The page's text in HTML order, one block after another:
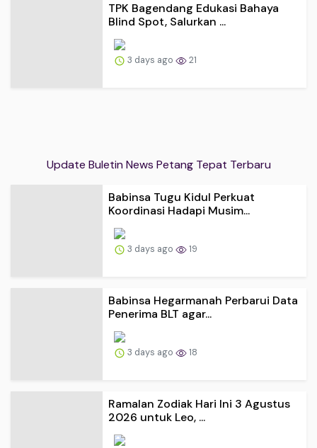
TPK Bagendang Edukasi Bahaya
Blind Spot, Salurkan ...
3 days ago 21
Update Buletin News Petang Tepat Terbaru
Babinsa Tugu Kidul Perkuat
Koordinasi Hadapi Musim...
3 days ago 19
Babinsa Hegarmanah Perbarui Data
Penerima BLT agar...
3 days ago 18
Ramalan Zodiak Hari Ini 3 Agustus
2026 untuk Leo, ...